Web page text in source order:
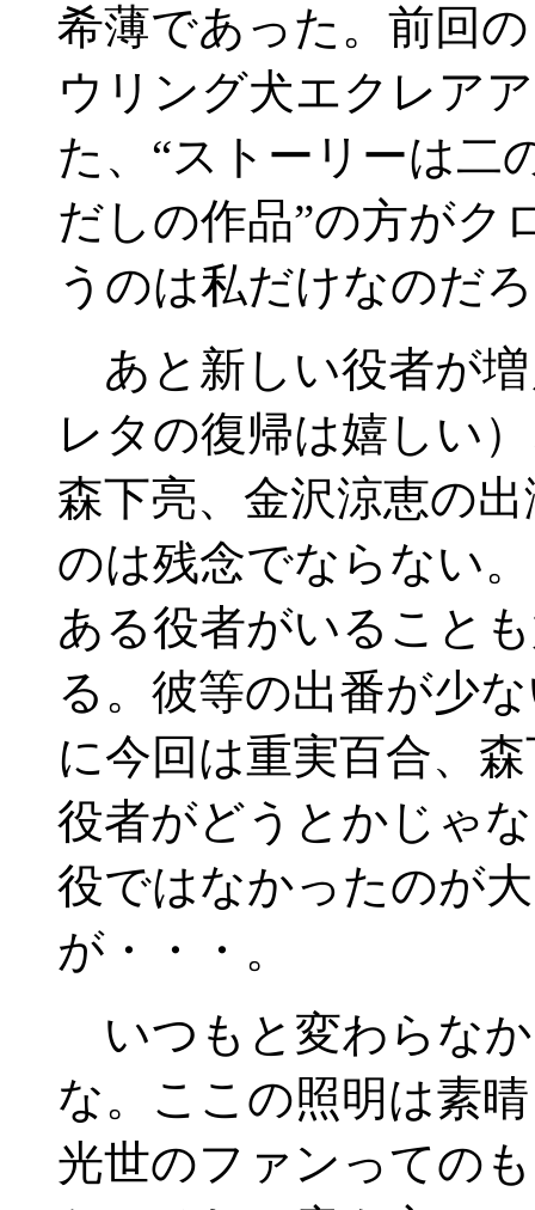
希薄であった。前回
ウリング犬エクレア
た、“ストーリーは二
だしの作品”の方がク
うのは私だけなのだ
あと新しい役者が
レタの復帰は嬉しい
森下亮、金沢涼恵の
のは残念でならない
ある役者がいること
る。彼等の出番が少
に今回は重実百合、
役者がどうとかじゃ
役ではなかったのが
が・・・。
いつもと変わらな
な。ここの照明は素
光世のファンっての